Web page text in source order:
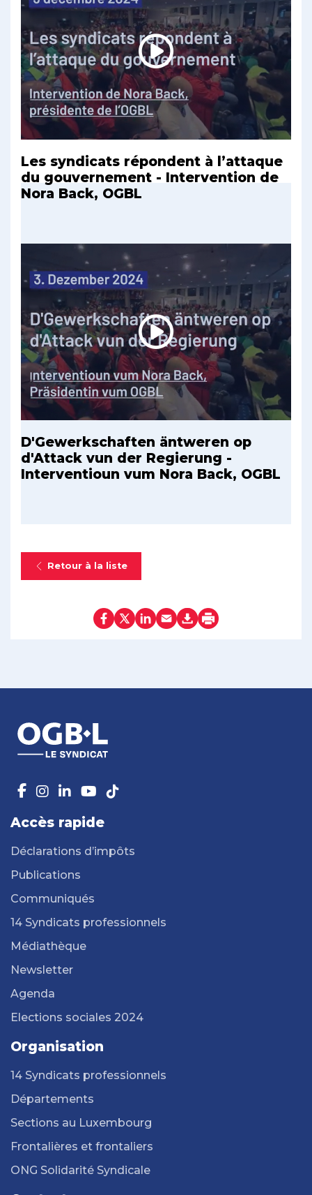
Les syndicats répondent à l’attaque
du gouvernement - Intervention de
Nora Back, OGBL
D'Gewerkschaften äntweren op
d'Attack vun der Regierung -
Interventioun vum Nora Back, OGBL
Retour à la liste
Accès rapide
Déclarations d’impôts
Publications
Communiqués
14 Syndicats professionnels
Médiathèque
Newsletter
Agenda
Elections sociales 2024
Organisation
14 Syndicats professionnels
Départements
Sections au Luxembourg
Frontalières et frontaliers
ONG Solidarité Syndicale